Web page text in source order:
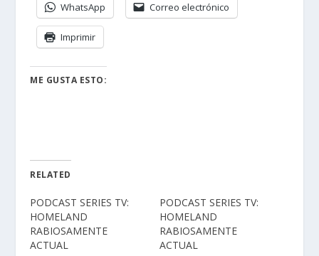
WhatsApp Correo electrónico
Imprimir
ME GUSTA ESTO:
RELATED
PODCAST SERIES TV:
HOMELAND
RABIOSAMENTE
ACTUAL
PODCAST SERIES TV:
HOMELAND
RABIOSAMENTE
ACTUAL